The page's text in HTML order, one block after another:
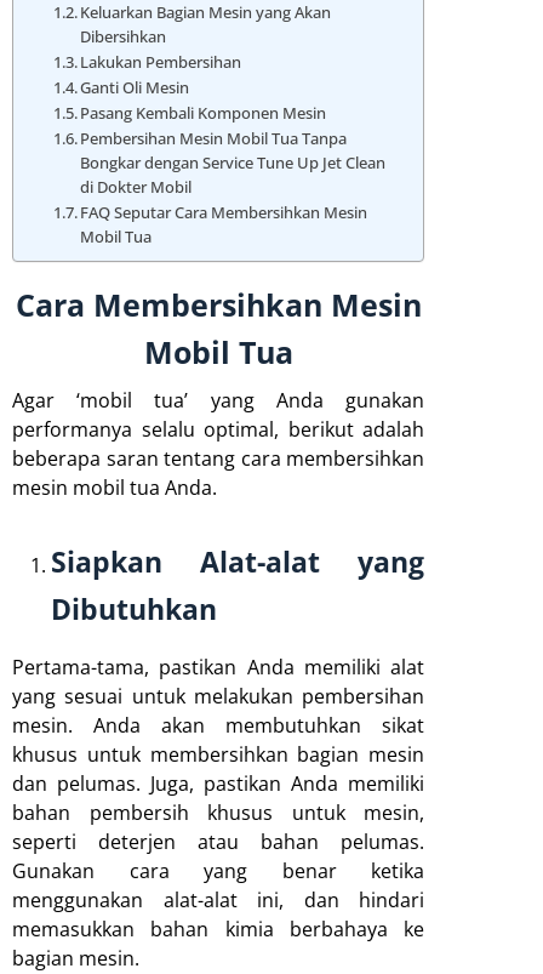
Keluarkan Bagian Mesin yang Akan
Dibersihkan
Lakukan Pembersihan
Ganti Oli Mesin
Pasang Kembali Komponen Mesin
Pembersihan Mesin Mobil Tua Tanpa
Bongkar dengan Service Tune Up Jet Clean
di Dokter Mobil
FAQ Seputar Cara Membersihkan Mesin
Mobil Tua
Cara Membersihkan Mesin
Mobil Tua
Agar ‘mobil tua’ yang Anda gunakan
performanya selalu optimal, berikut adalah
beberapa saran tentang cara membersihkan
mesin mobil tua Anda.
Siapkan Alat-alat yang
Dibutuhkan
Pertama-tama, pastikan Anda memiliki alat
yang sesuai untuk melakukan pembersihan
mesin. Anda akan membutuhkan sikat
khusus untuk membersihkan bagian mesin
dan pelumas. Juga, pastikan Anda memiliki
bahan pembersih khusus untuk mesin,
seperti deterjen atau bahan pelumas.
Gunakan cara yang benar ketika
menggunakan alat-alat ini, dan hindari
memasukkan bahan kimia berbahaya ke
bagian mesin.